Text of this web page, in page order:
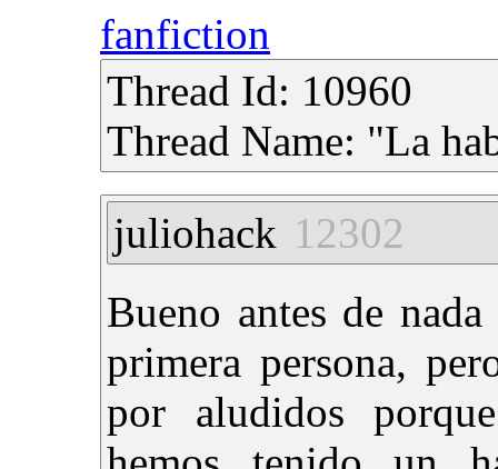
fanfiction
Thread Id: 10960
Thread Name: "La
juliohack 12302
Bueno antes de
primera persona,
por aludidos